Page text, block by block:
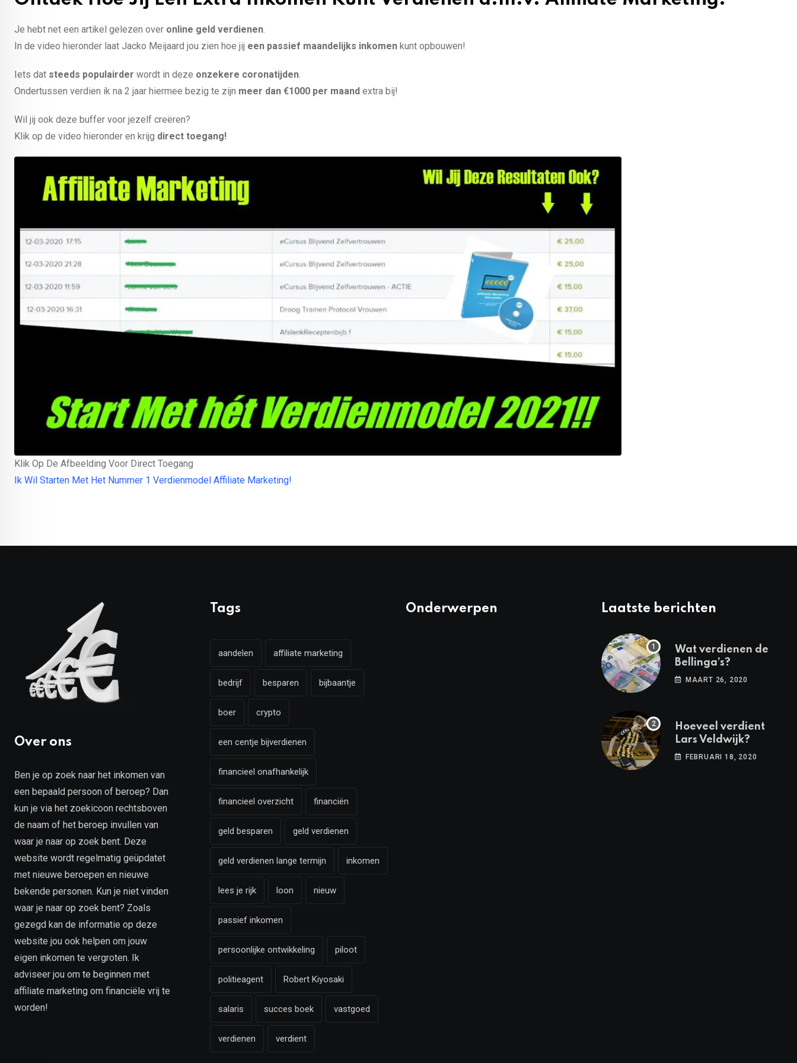
Je hebt net een artikel gelezen over online geld verdienen.
In de video hieronder laat Jacko Meijaard jou zien hoe jij een passief maandelijks inkomen kunt opbouwen!
Iets dat steeds populairder wordt in deze onzekere coronatijden.
Ondertussen verdien ik na 2 jaar hiermee bezig te zijn meer dan €1000 per maand extra bij!
Wil jij ook deze buffer voor jezelf creëren?
Klik op de video hieronder en krijg direct toegang!
Klik Op De Afbeelding Voor Direct Toegang
Ik Wil Starten Met Het Nummer 1 Verdienmodel Affiliate Marketing!
Over ons
Ben je op zoek naar het inkomen van
een bepaald persoon of beroep? Dan
kun je via het zoekicoon rechtsboven
de naam of het beroep invullen van
waar je naar op zoek bent. Deze
website wordt regelmatig geüpdatet
met nieuwe beroepen en nieuwe
bekende personen. Kun je niet vinden
waar je naar op zoek bent? Zoals
gezegd kan de informatie op deze
website jou ook helpen om jouw
eigen inkomen te vergroten. Ik
adviseer jou om te beginnen met
affiliate marketing om financiële vrij te
worden!
Tags
aandelen affiliate marketing
bedrijf besparen bijbaantje
boer crypto
een centje bijverdienen
financieel onafhankelijk
financieel overzicht financiën
geld besparen geld verdienen
geld verdienen lange termijn inkomen
lees je rijk loon nieuw
passief inkomen
persoonlijke ontwikkeling piloot
politieagent Robert Kiyosaki
salaris succes boek vastgoed
verdienen verdient
Onderwerpen Laatste berichten
Wat verdienen de
Bellinga’s?
MAART 26, 2020
Hoeveel verdient
Lars Veldwijk?
FEBRUARI 18, 2020